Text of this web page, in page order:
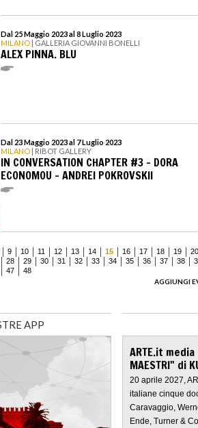
Dal 25 Maggio 2023 al 8 Luglio 2023
MILANO | GALLERIA GIOVANNI BONELLI
ALEX PINNA. BLU
Dal 23 Maggio 2023 al 7 Luglio 2023
MILANO | RIBOT GALLERY
IN CONVERSATION CHAPTER #3 - DORA
ECONOMOU - ANDREI POKROVSKII
9 10 11 12 13 14 15 16 17 18 19
20
28 29 30 31 32 33 34 35 36 37 38
47
48
AGGIUNGI
APP
ARTE.it
MAESTRI" di
20 aprile 2027,
italiane cinque
Caravaggio,
Ende, Turner &